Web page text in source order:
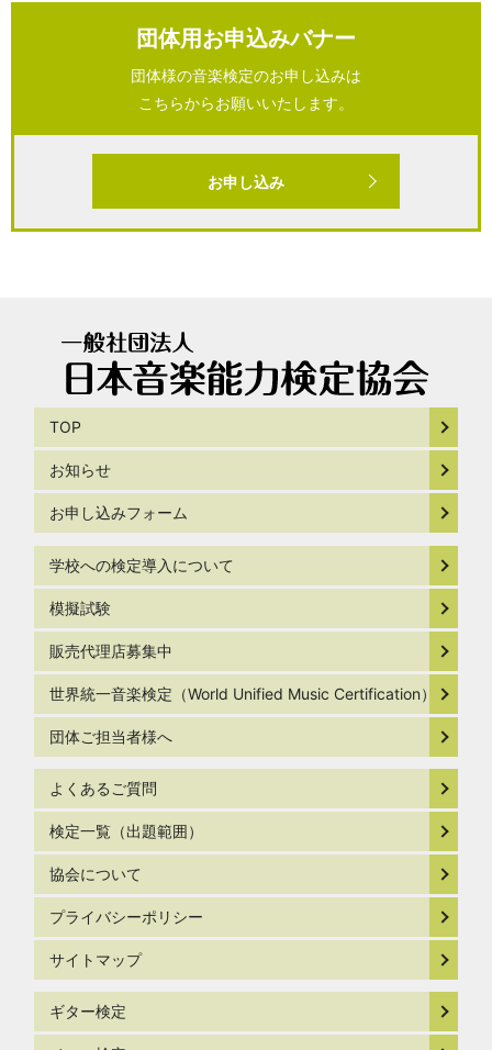
団体用お申込みバナー
団体様の音楽検定のお申し込みは
こちらからお願いいたします。
お申し込み
TOP
お知らせ
お申し込みフォーム
学校への検定導入について
模擬試験
販売代理店募集中
世界統一音楽検定（World Unified Music Certification）
団体ご担当者様へ
よくあるご質問
検定一覧（出題範囲）
協会について
プライバシーポリシー
サイトマップ
ギター検定